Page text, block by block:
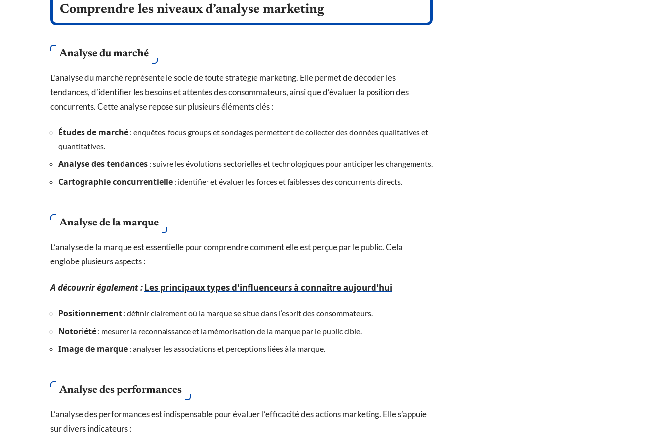
Comprendre les niveaux d’analyse marketing
Analyse du marché
L’analyse du marché représente le socle de toute stratégie marketing. Elle permet de décoder les
tendances, d’identifier les besoins et attentes des consommateurs, ainsi que d’évaluer la position des
concurrents. Cette analyse repose sur plusieurs éléments clés :
Études de marché : enquêtes, focus groups et sondages permettent de collecter des données qualitatives et
quantitatives.
Analyse des tendances : suivre les évolutions sectorielles et technologiques pour anticiper les changements.
Cartographie concurrentielle : identifier et évaluer les forces et faiblesses des concurrents directs.
Analyse de la marque
L’analyse de la marque est essentielle pour comprendre comment elle est perçue par le public. Cela
englobe plusieurs aspects :
A découvrir également :Les principaux types d'influenceurs à connaître aujourd'hui
Positionnement : définir clairement où la marque se situe dans l’esprit des consommateurs.
Notoriété : mesurer la reconnaissance et la mémorisation de la marque par le public cible.
Image de marque : analyser les associations et perceptions liées à la marque.
Analyse des performances
L’analyse des performances est indispensable pour évaluer l’efficacité des actions marketing. Elle s’appuie
sur divers indicateurs :